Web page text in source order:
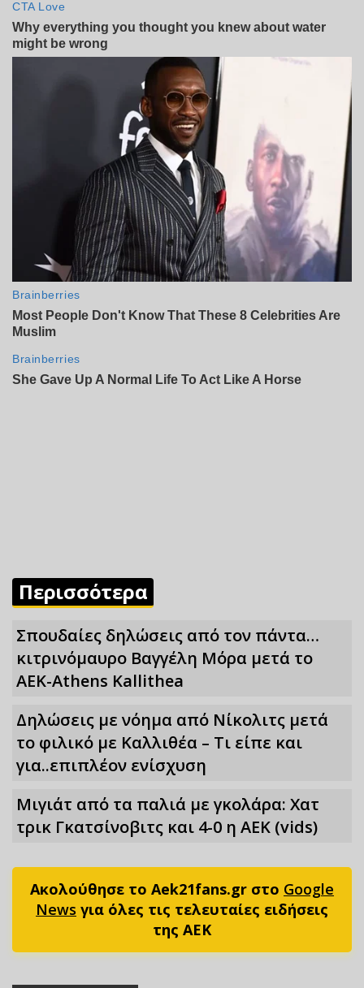
Περισσότερα
Σπουδαίες δηλώσεις από τον πάντα…
κιτρινόμαυρο Βαγγέλη Μόρα μετά το
ΑΕΚ-Athens Kallithea
Δηλώσεις με νόημα από Νίκολιτς μετά
το φιλικό με Καλλιθέα – Τι είπε και
για..επιπλέον ενίσχυση
Μιγιάτ από τα παλιά με γκολάρα: Χατ
τρικ Γκατσίνοβιτς και 4-0 η ΑΕΚ (vids)
Ακολούθησε το Aek21fans.gr στο Google
News για όλες τις τελευταίες ειδήσεις
της ΑΕΚ